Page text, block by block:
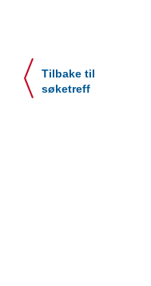
Tilbake til
søketreff